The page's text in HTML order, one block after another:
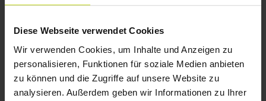
Diese Webseite verwendet Cookies
Wir verwenden Cookies, um Inhalte und Anzeigen zu
personalisieren, Funktionen für soziale Medien anbieten
zu können und die Zugriffe auf unsere Website zu
analysieren. Außerdem geben wir Informationen zu Ihrer